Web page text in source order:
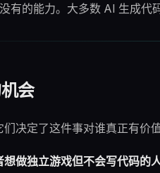
有的能力。大多数 AI 生成代
会
决定了这件事对谁真正有价值
做独立游戏但不会写代码的人